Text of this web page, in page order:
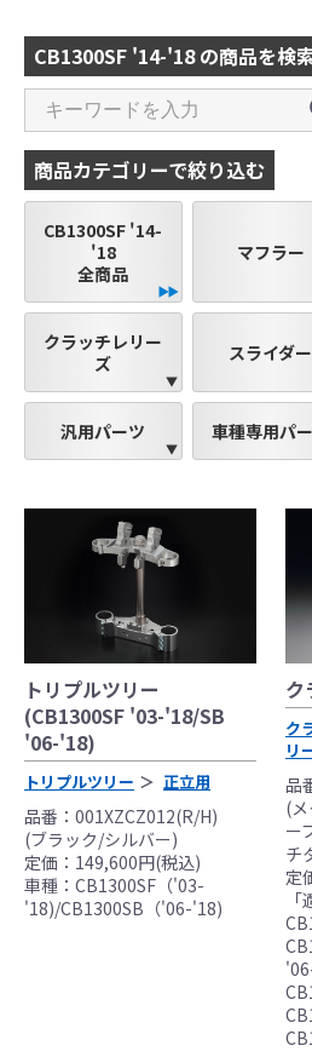
CB1300SF '14-'18 の商品を検
商品カテゴリーで絞り込む
CB1300SF '14-
'18
全商品
マフラー
クラッチレリー
ズ
スライダー
汎用パーツ 車種専用パ
トリプルツリー
(CB1300SF '03-'18/SB
'06-'18)
トリプルツリー 正立用
品番：001XZCZ012(R/H)
(ブラック/シルバー)
定価：149,600円(税込)
車種：CB1300SF（'03-
'18)/CB1300SB（'06-'18)
ク
ク
リ
品
(
ー
チ
定
●当HP内では、マフラー
かりやすくするために一
真を使用しております。
●レーシングパーツはサー
ーツ走行ならびにレース
り公道（※）での使用は出
●国内で開催される全ての
ではございません。
レースでの使用に際して
る競技規則を確認の上、
により装着をお願い致し
●取り付けについては専門
を有した整備士が、指定
ル、指定の基準に基づい
なお、取付時、使用時、